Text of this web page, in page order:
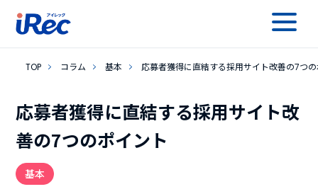
TOP コラム 基本 応募者獲得に直結する採用サイト改善の7つ
応募者獲得に直結する採用サイト改
善の7つのポイント
基本